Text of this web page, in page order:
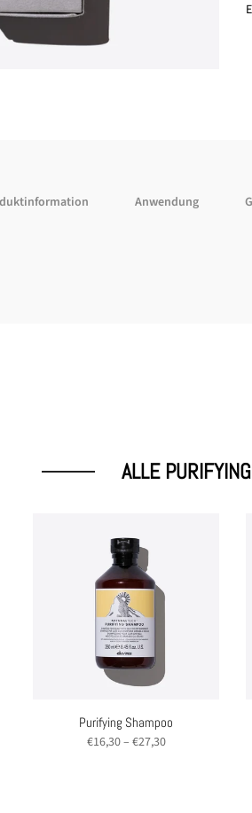
Anwendung
ALLE
Purifying Shampoo
€16,30 – €27,30
dir 5 € Rabatt auf deine erste Bestellung,
- bleibe auf dem Laufenden über
Nutzungsbedingungen